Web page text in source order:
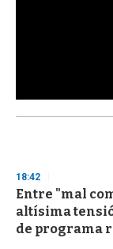
s
d
s
o
f
3
18:42
Entre "mal
altísima
de programa